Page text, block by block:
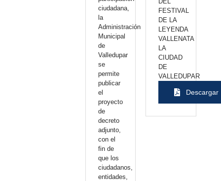
ciudadana,
la
Administración
Municipal
de
Valledupar
se
permite
publicar
el
proyecto
de
decreto
adjunto,
con el
fin de
que los
ciudadanos,
entidades,
FESTIVAL
DE LA
LEYENDA
VALLENATA
LA
CIUDAD
DE
VALLEDUPAR
Descargar